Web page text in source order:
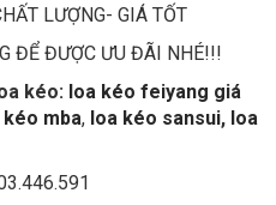
LƯỢNG- GIÁ TỐT
ĐỂ ĐƯỢC ƯU ĐÃI NHÉ!!!
kéo: loa kéo feiyang giá
kéo mba, loa kéo sansui, loa